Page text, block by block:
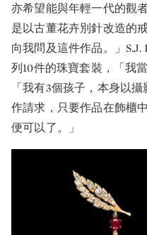
亦希望能與年輕一代的觀
是以古董花卉別針改造的
向我問及這件作品。」
列10件的珠寶套裝，「我
「我有3個孩子，本身以
作請求，只要作品在飾櫃
便可以了。」